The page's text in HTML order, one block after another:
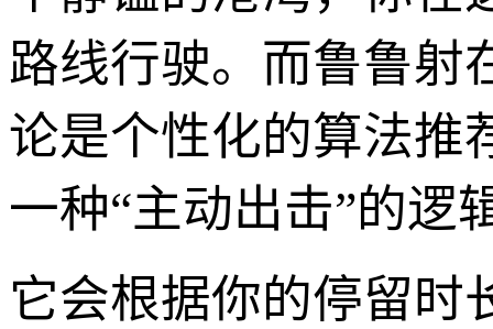
路线行驶。而鲁鲁射
论是个性化的算法推
一种“主动出击”的逻
它会根据你的停留时